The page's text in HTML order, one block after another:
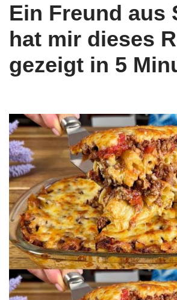
Ein Freund aus
hat mir dieses
gezeigt in 5